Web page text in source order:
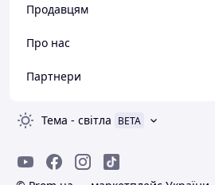
Продавцям
Про нас
Партнери
Тема - світла BETA